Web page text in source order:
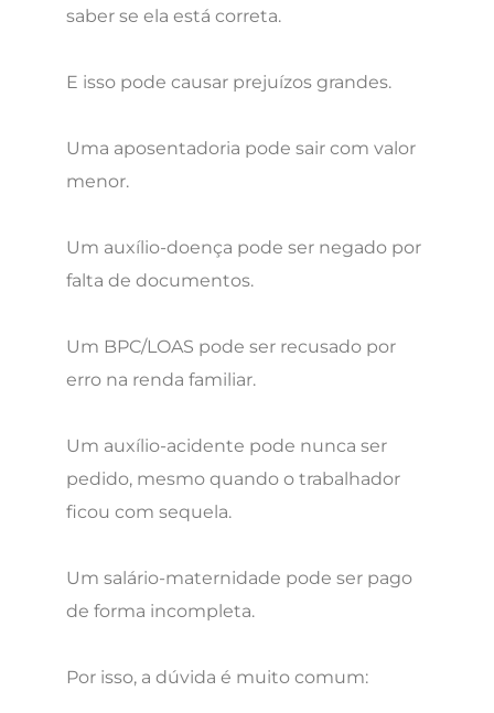
saber se ela está correta.
E isso pode causar prejuízos grandes.
Uma aposentadoria pode sair com valor
menor.
Um auxílio-doença pode ser negado por
falta de documentos.
Um BPC/LOAS pode ser recusado por
erro na renda familiar.
Um auxílio-acidente pode nunca ser
pedido, mesmo quando o trabalhador
ficou com sequela.
Um salário-maternidade pode ser pago
de forma incompleta.
Por isso, a dúvida é muito comum: